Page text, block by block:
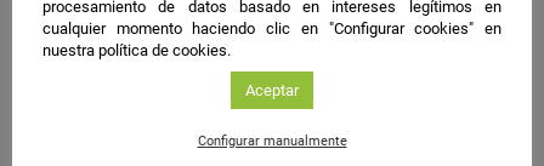
procesamiento de datos basado en intereses legítimos en
cualquier momento haciendo clic en "Configurar cookies" en
nuestra política de cookies.
Aceptar
Configurar manualmente